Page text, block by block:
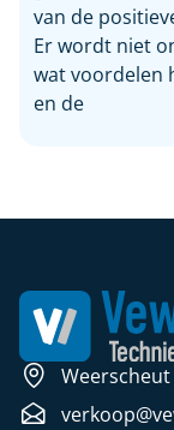
van de
Er wordt niet
wat voordelen
en de
Weerscheut